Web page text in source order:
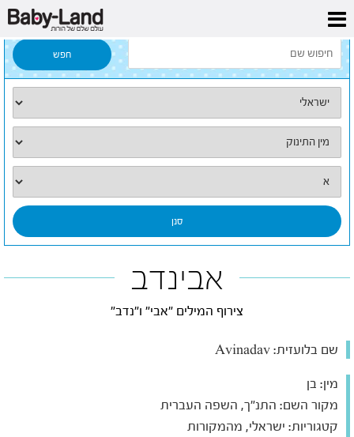
דף הבית
אבינדב
צירוף המילים "אבי" ו"נדב"
שם בלועזית:
מין: בן
מקור השם: התנ"ך, השפה העברית
קטגוריות: ישראלי, מהמקורות